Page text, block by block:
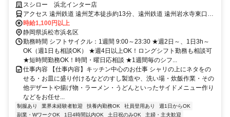
けるスシロー 浜北インター店
アクセス 遠州鉄道 遠州芝本徒歩約13分、遠州鉄道 遠州岩水寺東口徒
歩約22分、遠州鉄道 遠州小林徒歩約27分
時給1,100円以上
静岡県浜松市浜名区
勤務時間 シフトサイクル：1週間 9:00～23:30 ★週2日～、1日3h～
OK（週1日も相談OK） ★週4日以上OK！ロングシフト勤務も相談可
★短時間勤務OK！時間・曜日応相談 ★1週間毎のシフ...
仕事内容 【仕事内容】キッチン中心のお仕事 シャリの上にネタをの
せる・お皿に盛り付けるなどのすし製造や、洗い場・炊飯作業・その
他デザートや揚げ物・ラーメン・うどんといったサイドメニュー作り
などをお任せ...
制服あり 業界未経験者歓迎 扶養内勤務OK 社員登用あり
週1日からOK
副業・WワークOK
1日4時間以内OK 土日祝のみOK 主婦・主夫歓迎